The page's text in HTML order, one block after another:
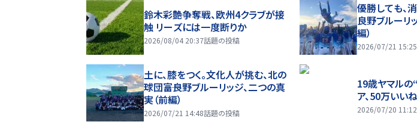
鈴木彩艶争奪戦、欧州4クラブが接
触 リーズには一度断りか
2026/08/04 20:37話題の投稿
優勝しても、
良野ブルーリ
編）
2026/07/21 15:25
土に、膝をつく。文化人が挑む、北の
球団――富良野ブルーリッジ、二つの真
実（前編）
2026/07/21 14:48話題の投稿
19歳ヤマル
ア、50万いい
2026/07/20 11:12